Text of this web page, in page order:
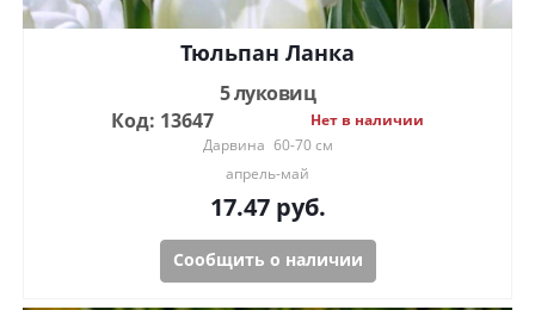
Тюльпан Ланка
5 луковиц
Код: 13647
Нет в наличии
Дарвина 60-70 см
апрель-май
17.47руб.
Сообщить о наличии